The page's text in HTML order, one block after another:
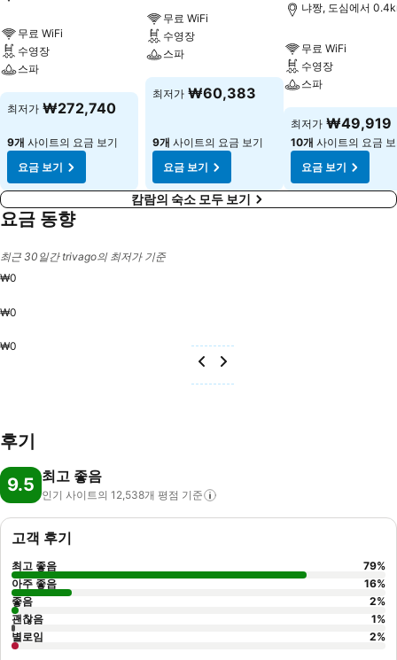
무료 WiFi
수영장
스파
요금 보기
최저가 ₩272,740
9개 사이트의 요금 보기
요금 보기
무료 WiFi
수영장
스파
요금 보기
최저가 ₩60,383
9개 사이트의 요금 보기
요금 보기
냐짱, 도심에서
무료 WiFi
수영장
스파
요금 보기
최저가 ₩49,919
10개 사이트의 요금
요금 보기
캄람의 숙소 모두 보기
요금 동향
최근 30일간 trivago의 최저가 기준
₩0
₩0
₩0
후기
9.5 최고 좋음
인기 사이트의 12,538개 평점 기준
고객 후기
최고 좋음 79%
아주 좋음
16%
좋음
2%
괜찮음
1%
별로임
2%